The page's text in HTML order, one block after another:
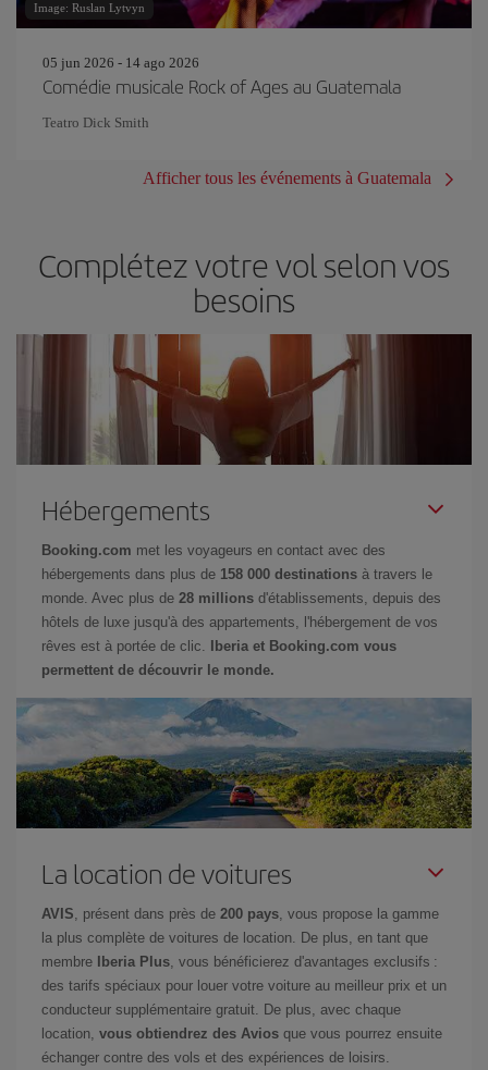
Image: Ruslan Lytvyn
05 jun 2026 - 14 ago 2026
Comédie musicale Rock of Ages au Guatemala
Teatro Dick Smith
Afficher tous les événements à Guatemala
Complétez votre vol selon vos
besoins
Hébergements
Booking.com met les voyageurs en contact avec des
hébergements dans plus de 158 000 destinations à travers le
monde. Avec plus de 28 millions d'établissements, depuis des
hôtels de luxe jusqu'à des appartements, l'hébergement de vos
rêves est à portée de clic.
Iberia et Booking.com vous
permettent de découvrir le monde.
La location de voitures
AVIS, présent dans près de 200 pays, vous propose la gamme
la plus complète de voitures de location. De plus, en tant que
membre
Iberia Plus, vous bénéficierez d'avantages exclusifs :
des tarifs spéciaux pour louer votre voiture au meilleur prix et un
conducteur supplémentaire gratuit. De plus, avec chaque
location, vous obtiendrez des Avios que vous pourrez ensuite
échanger contre des vols et des expériences de loisirs.